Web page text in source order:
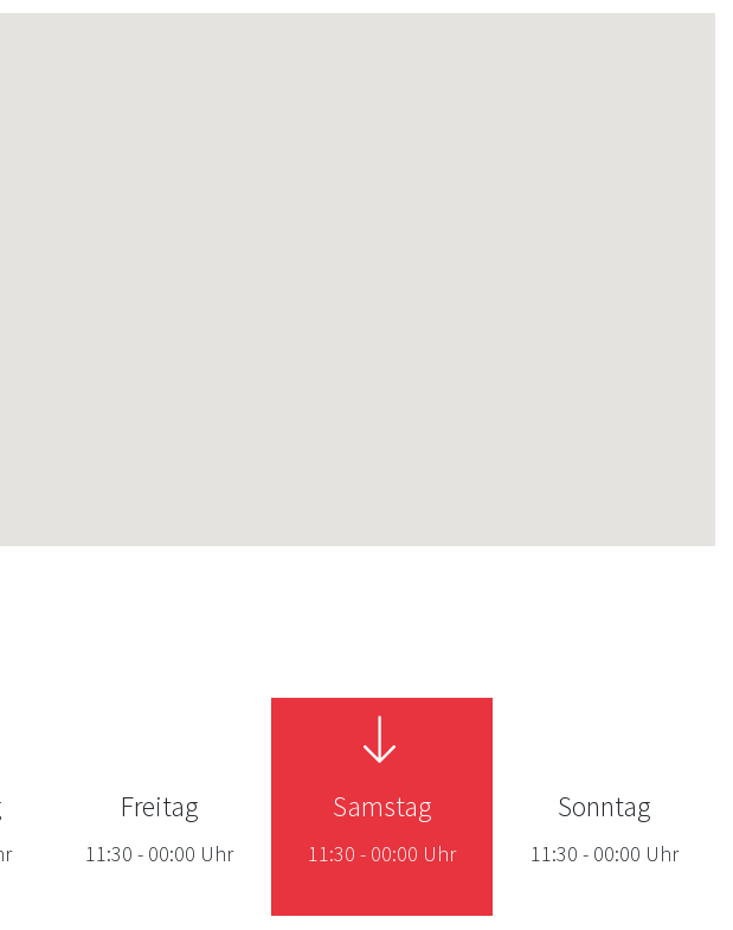
Freitag
11:30 - 00:00 Uhr
Samstag
11:30 - 00:00 Uhr
Sonntag
11:30 - 00:00 Uhr